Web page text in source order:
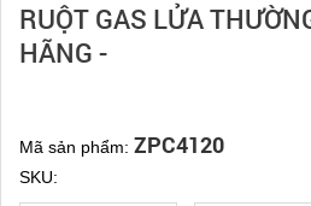
RUỘT GAS LỬA
HÃNG -
Mã sản phẩm: ZPC4120
SKU: